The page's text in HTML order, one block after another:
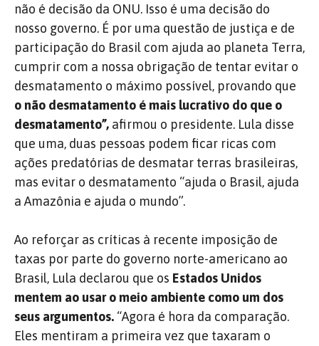
não é decisão da ONU. Isso é uma decisão do
nosso governo. É por uma questão de justiça e de
participação do Brasil com ajuda ao planeta Terra,
cumprir com a nossa obrigação de tentar evitar o
desmatamento o máximo possível, provando que
o não desmatamento é mais lucrativo do que o
desmatamento”, afirmou o presidente. Lula disse
que uma, duas pessoas podem ficar ricas com
ações predatórias de desmatar terras brasileiras,
mas evitar o desmatamento “ajuda o Brasil, ajuda
a Amazônia e ajuda o mundo”.
Ao reforçar as críticas à recente imposição de
taxas por parte do governo norte-americano ao
Brasil, Lula declarou que os Estados Unidos
mentem ao usar o meio ambiente como um dos
seus argumentos. “Agora é hora da comparação.
Eles mentiram a primeira vez que taxaram o